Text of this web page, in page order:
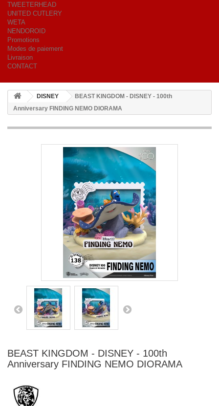
TWEETERHEAD
UNITED CUTLERY
WETA
NENDOROID
Promotions
Modes de paiement
Livraison
CONTACT
DISNEY
BEAST KINGDOM - DISNEY - 100th
Anniversary FINDING NEMO DIORAMA
BEAST KINGDOM - DISNEY - 100th
Anniversary FINDING NEMO DIORAMA